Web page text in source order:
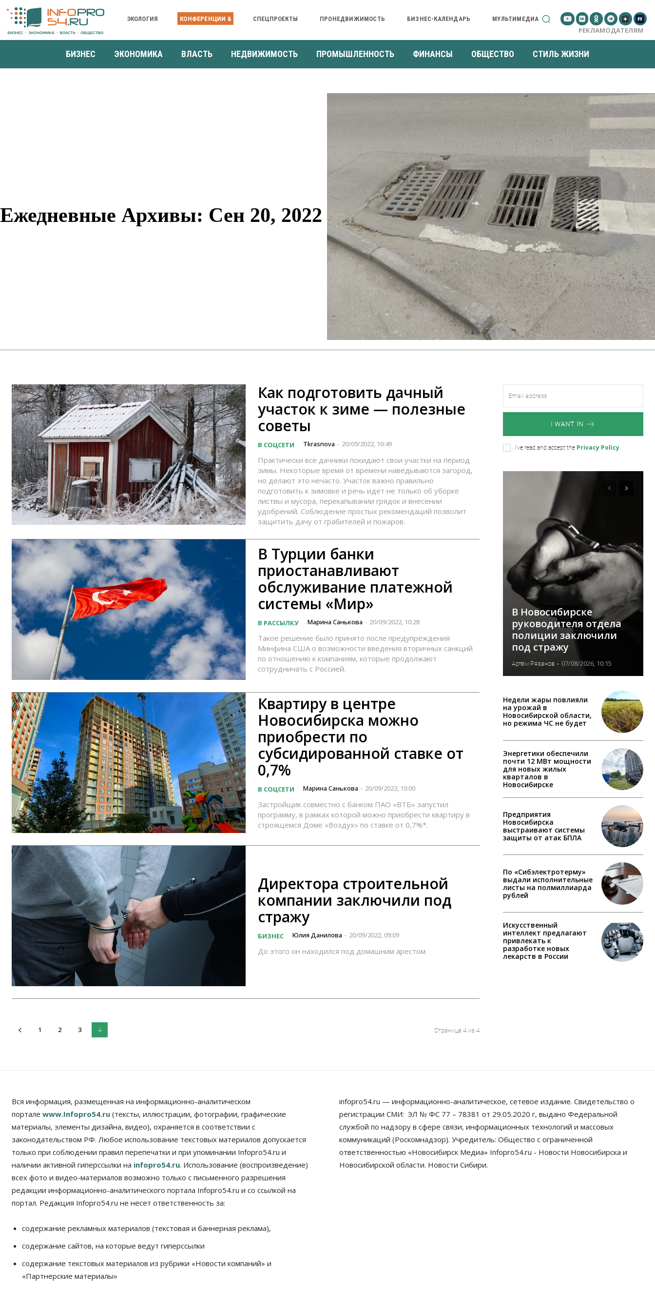
ЭКОЛОГИЯ КОНФЕРЕНЦИИ & СПЕЦПРОЕКТЫ ПРОНЕДВИЖИМОСТЬ БИЗНЕС-КАЛЕНДАРЬ МУЛЬТИМЕДИА
РЕКЛАМОДАТЕЛЯМ
БИЗНЕС ЭКОНОМИКА ВЛАСТЬ НЕДВИЖИМОСТЬ ПРОМЫШЛЕННОСТЬ ФИНАНСЫ ОБЩЕСТВО СТИЛЬ ЖИЗНИ
Ежедневные Архивы: Сен 20, 2022
Как подготовить дачный
участок к зиме — полезные
советы
В СОЦСЕТИ Tkrasnova - 20/09/2022, 10:49
Практически все дачники покидают свои участки на период
зимы. Некоторые время от времени наведываются загород,
но делают это нечасто. Участок важно правильно
подготовить к зимовке и речь идет не только об уборке
листвы и мусора, перекапывании грядок и внесении
удобрений. Соблюдение простых рекомендаций позволит
защитить дачу от грабителей и пожаров.
В Турции банки
приостанавливают
обслуживание платежной
системы «Мир»
В РАССЫЛКУ Марина Санькова - 20/09/2022, 10:28
Такое решение было принято после предупреждения
Минфина США о возможности введения вторичных санкций
по отношению к компаниям, которые продолжают
сотрудничать с Россией.
Квартиру в центре
Новосибирска можно
приобрести по
субсидированной ставке от
0,7%
В СОЦСЕТИ Марина Санькова - 20/09/2022, 10:00
Застройщик совместно с банком ПАО «ВТБ» запустил
программу, в рамках которой можно приобрести квартиру в
строящемся Доме «Воздух» по ставке от 0,7%*.
Директора строительной
компании заключили под
стражу
БИЗНЕС Юлия Данилова - 20/09/2022, 09:09
До этого он находился под домашним арестом.
1 2 3 4 Страница 4 из 4
I WANT IN
I've read and accept the Privacy Policy
В Новосибирске
руководителя отдела
полиции заключили
под стражу
Артём Рязанов - 07/08/2026, 10:15
Недели жары повлияли
на урожай в
Новосибирской области,
но режима ЧС не будет
Энергетики обеспечили
почти 12 МВт мощности
для новых жилых
кварталов в
Новосибирске
Предприятия
Новосибирска
выстраивают системы
защиты от атак БПЛА
По «Сибэлектротерму»
выдали исполнительные
листы на полмиллиарда
рублей
Искусственный
интеллект предлагают
привлекать к
разработке новых
лекарств в России
Вся информация, размещенная на информационно-аналитическом
портале www.Infopro54.ru (тексты, иллюстрации, фотографии, графические
материалы, элементы дизайна, видео), охраняется в соответствии с
законодательством РФ. Любое использование текстовых материалов допускается
только при соблюдении правил перепечатки и при упоминании Infopro54.ru и
наличии активной гиперссылки на infopro54.ru. Использование (воспроизведение)
всех фото и видео-материалов возможно только с письменного разрешения
редакции информационно-аналитического портала Infopro54.ru и со ссылкой на
портал. Редакция Infopro54.ru не несет ответственность за:
содержание рекламных материалов (текстовая и баннерная реклама),
содержание сайтов, на которые ведут гиперссылки
содержание текстовых материалов из рубрики «Новости компаний» и
«Партнерские материалы»
infopro54.ru — информационно-аналитическое, сетевое издание. Свидетельство о
регистрации СМИ: ЭЛ № ФС 77 – 78381 от 29.05.2020 г, выдано Федеральной
службой по надзору в сфере связи, информационных технологий и массовых
коммуникаций (Роскомнадзор). Учредитель: Общество с ограниченной
ответственностью «Новосибирск Медиа» Infopro54.ru - Новости Новосибирска и
Новосибирской области. Новости Сибири.